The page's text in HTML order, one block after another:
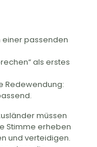
einer passenden
als erstes
Redewendung:
müssen
Stimme erheben
und verteidigen.